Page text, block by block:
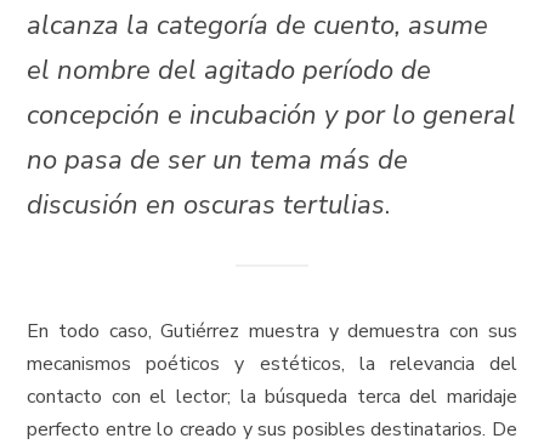
alcanza la categoría de cuento, asume
el nombre del agitado período de
concepción e incubación y por lo general
no pasa de ser un tema más de
discusión en oscuras tertulias.
En todo caso, Gutiérrez muestra y demuestra con sus
mecanismos poéticos y estéticos, la relevancia del
contacto con el lector; la búsqueda terca del maridaje
perfecto entre lo creado y sus posibles destinatarios. De